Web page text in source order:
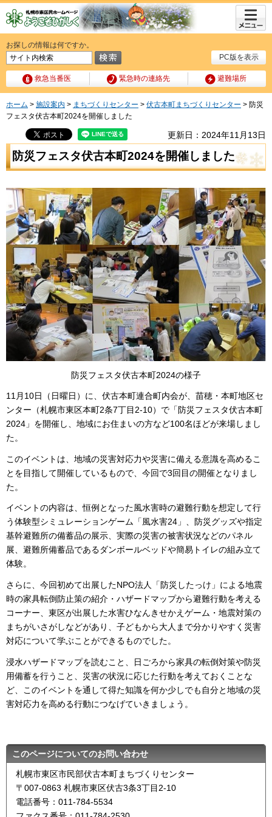
PC版を表示
お探しの情報は何ですか。
救急当番医 緊急時の連絡先 避難場所
メニュ
ー
ホーム > 施設案内 > まちづくりセンター > 伏古本町まちづくりセンター > 防災
フェスタ伏古本町2024を開催しました
更新日：2024年11月13日
防災フェスタ伏古本町2024を開催しました
防災フェスタ伏古本町2024の様子
11月10日（日曜日）に、伏古本町連合町内会が、苗穂・本町地区セ
ンター（札幌市東区本町2条7丁目2-10）で「防災フェスタ伏古本町
2024」を開催し、地域にお住まいの方など100名ほどが来場しまし
た。
このイベントは、地域の災害対応力や災害に備える意識を高めるこ
とを目指して開催しているもので、今回で3回目の開催となりまし
た。
イベントの内容は、恒例となった風水害時の避難行動を想定して行
う体験型シミュレーションゲーム「風水害24」、防災グッズや指定
基幹避難所の備蓄品の展示、実際の災害の被害状況などのパネル
展、避難所備蓄品であるダンボールベッドや簡易トイレの組み立て
体験。
さらに、今回初めて出展したNPO法人「防災したっけ」による地震
時の家具転倒防止策の紹介・ハザードマップから避難行動を考える
コーナー、東区が出展した水害ひなんきせかえゲーム・地震対策の
まちがいさがしなどがあり、子どもから大人まで分かりやすく災害
対応について学ぶことができるものでした。
浸水ハザードマップを読むこと、日ごろから家具の転倒対策や防災
用備蓄を行うこと、災害の状況に応じた行動を考えておくことな
ど、このイベントを通して得た知識を何か少しでも自分と地域の災
害対応力を高める行動につなげていきましょう。
このページについてのお問い合わせ
札幌市東区市民部伏古本町まちづくりセンター
〒007-0863 札幌市東区伏古3条3丁目2-10
電話番号：011-784-5534